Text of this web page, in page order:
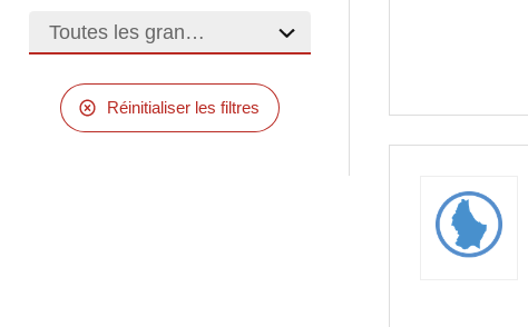
Toutes les granularités
Réinitialiser les filtres